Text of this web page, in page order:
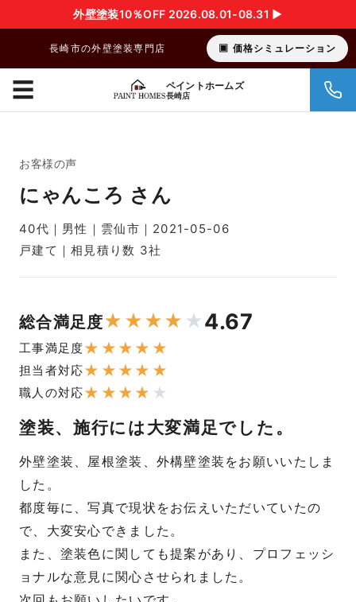
外壁塗装10％OFF 2026.08.01-08.31 ▶︎
長崎市の外壁塗装専門店 価格シミュレーション
ペイントホームズ
長崎店
☰
お客様の声
にゃんころ さん
40代｜男性｜雲仙市｜2021-05-06
戸建て｜相見積り数 3社
総合満足度★ ★★★ ★ 4.67
工事満足度★ ★ ★ ★ ★
担当者対応★ ★ ★ ★ ★
職人の対応★ ★ ★ ★ ★
塗装、施行には大変満足でした。
外壁塗装、屋根塗装、外構壁塗装をお願いいたしま
した。
都度毎に、写真で現状をお伝えいただいていたの
で、大変安心できました。
また、塗装色に関しても提案があり、プロフェッシ
ョナルな意見に関心させられました。